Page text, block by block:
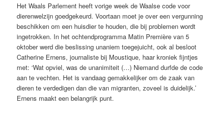
Het Waals Parlement heeft vorige week de Waalse code voor
dierenwelzijn goedgekeurd. Voor­taan moet je over een vergunning
beschikken om een huisdier te houden, die bij problemen wordt
ingetrokken. In het ochtendprogramma Matin Première van 5
oktober werd die beslissing unaniem toegejuicht, ook al besloot
Catherine Ernens, journaliste bij Moustique, haar kroniek fijntjes
met: ‘Wat opviel, was de unanimiteit (…) Niemand durfde de code
aan te vechten. Het is vandaag gemakkelijker om de zaak van
dieren te verdedigen dan die van migranten, zoveel is duidelijk.’
Ernens maakt een belangrijk punt.